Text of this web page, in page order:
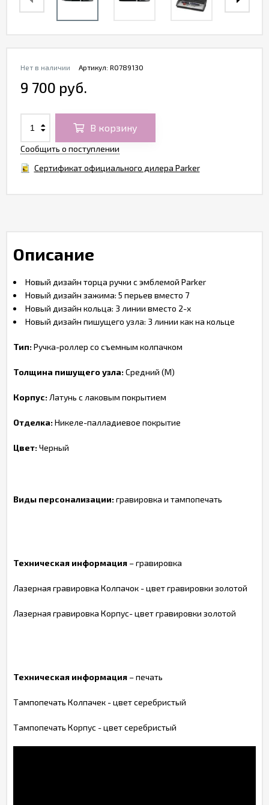
Артикул: R0789130
Нет в наличии
9 700 руб.
В корзину
Сообщить о поступлении
Сертификат официального дилера Parker
Описание
Новый дизайн торца ручки с эмблемой Parker
Новый дизайн зажима: 5 перьев вместо 7
Новый дизайн кольца: 3 линии вместо 2-х
Новый дизайн пишущего узла: 3 линии как на кольце
Тип:Ручка-роллер со съемным колпачком
Толщина пишущего узла:Средний (М)
Корпус:Латунь с лаковым покрытием
Отделка:Никеле-палладиевое покрытие
Цвет:Черный
Виды персонализации:гравировка и тампопечать
Техническая информация – гравировка
Лазерная гравировка Колпачок - цвет гравировки золотой
Лазерная гравировка Корпус- цвет гравировки золотой
Техническая информация – печать
Тампопечать Колпачек - цвет серебристый
Тампопечать Корпус - цвет серебристый